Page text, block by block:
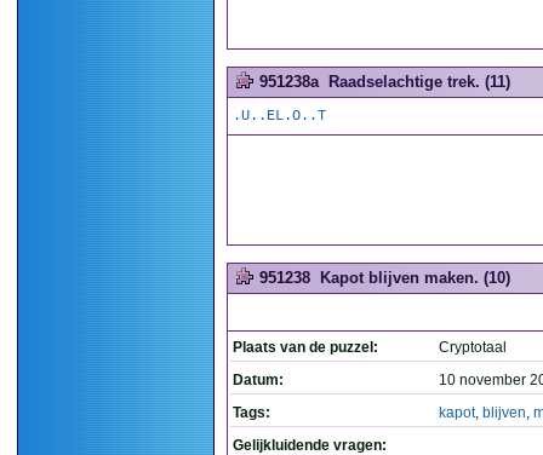
951238a Raadselachtige trek. (11)
.U..EL.O..T
951238 Kapot blijven maken. (10)
Plaats van de puzzel:
Cryptotaal
Datum:
10 november
Tags:
kapot, blijven,
Gelijkluidende vragen: